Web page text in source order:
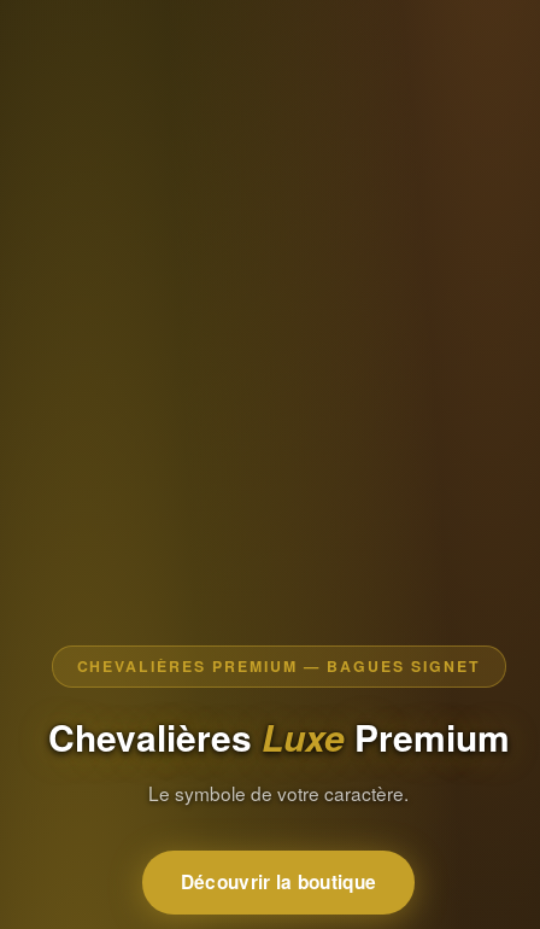
CHEVALIÈRES PREMIUM — BAGUES SIGNET
ChevalièresLuxePremium
Le symbole de votre caractère.
Découvrir la boutique